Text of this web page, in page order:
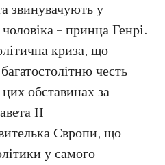
звинувачують у
– принца Генрі.
криза, що
честь
обставинах за
ІІ –
Європи, що
у самого